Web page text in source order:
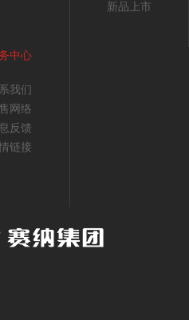
新品上市
中心
我们
网络
反馈
链接